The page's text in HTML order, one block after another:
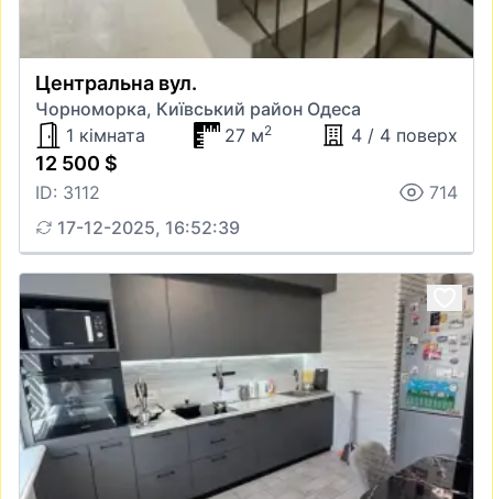
Центральна вул.
Чорноморка, Київський район Одеса
1 кімната
27 м2 4 / 4 поверх
12 500 $
ID: 3112
714
17-12-2025, 16:52:39